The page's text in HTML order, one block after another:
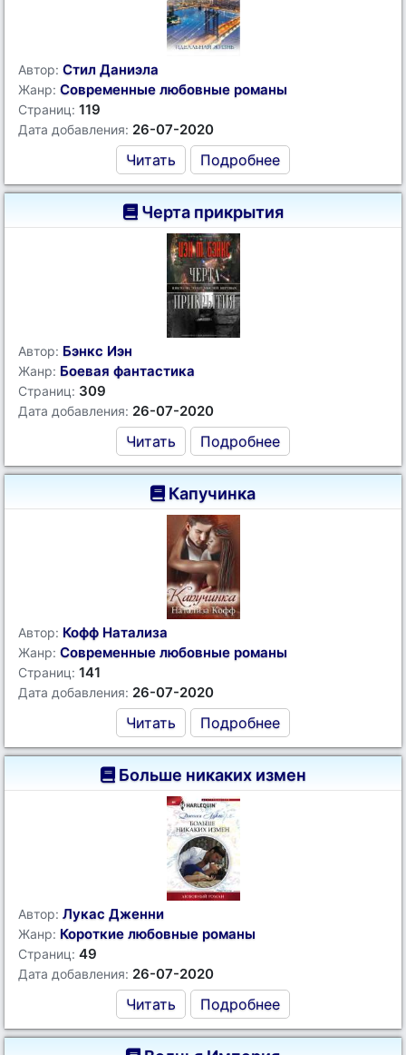
Автор: Стил Даниэла
Жанр: Современные любовные романы
Страниц: 119
Дата добавления: 26-07-2020
Читать Подробнее
Черта прикрытия
Автор: Бэнкс Иэн
Жанр: Боевая фантастика
Страниц: 309
Дата добавления: 26-07-2020
Читать Подробнее
Капучинка
Автор: Кофф Натализа
Жанр: Современные любовные романы
Страниц: 141
Дата добавления: 26-07-2020
Читать Подробнее
Больше никаких измен
Автор: Лукас Дженни
Жанр: Короткие любовные романы
Страниц: 49
Дата добавления: 26-07-2020
Читать Подробнее